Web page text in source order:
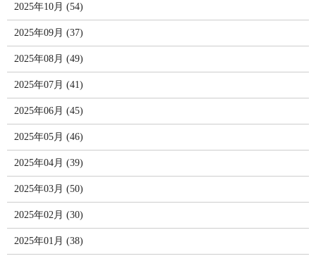
2025年10月 (54)
2025年09月 (37)
2025年08月 (49)
2025年07月 (41)
2025年06月 (45)
2025年05月 (46)
2025年04月 (39)
2025年03月 (50)
2025年02月 (30)
2025年01月 (38)